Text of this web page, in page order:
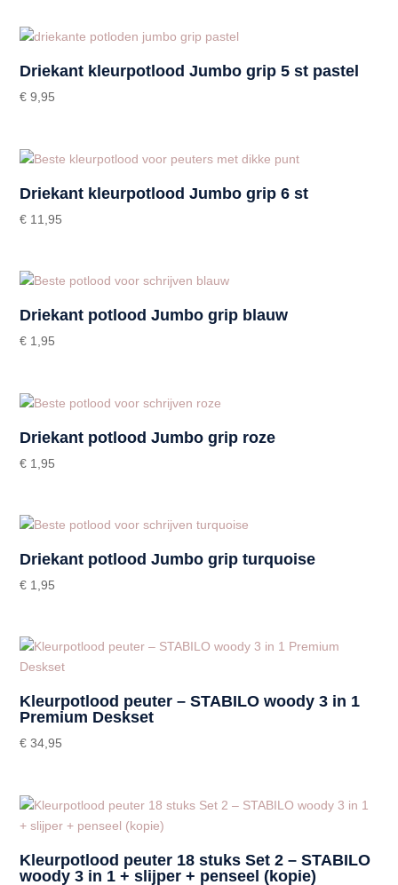
Driekant kleurpotlood Jumbo grip 5 st pastel
€ 9,95
Driekant kleurpotlood Jumbo grip 6 st
€ 11,95
Driekant potlood Jumbo grip blauw
€ 1,95
Driekant potlood Jumbo grip roze
€ 1,95
Driekant potlood Jumbo grip turquoise
€ 1,95
Kleurpotlood peuter – STABILO woody 3 in 1
Premium Deskset
€ 34,95
Kleurpotlood peuter 18 stuks Set 2 – STABILO
woody 3 in 1 + slijper + penseel (kopie)